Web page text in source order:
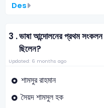
Des
3 .ভাষা আন্দোলনের প্রথম
ছিলেন?
Updated: 6 months ago
শামসুর রাহমান
সৈয়দ শামসুল হক